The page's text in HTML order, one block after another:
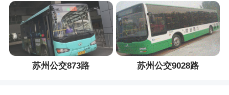
苏州公交873路 苏州公交9028路